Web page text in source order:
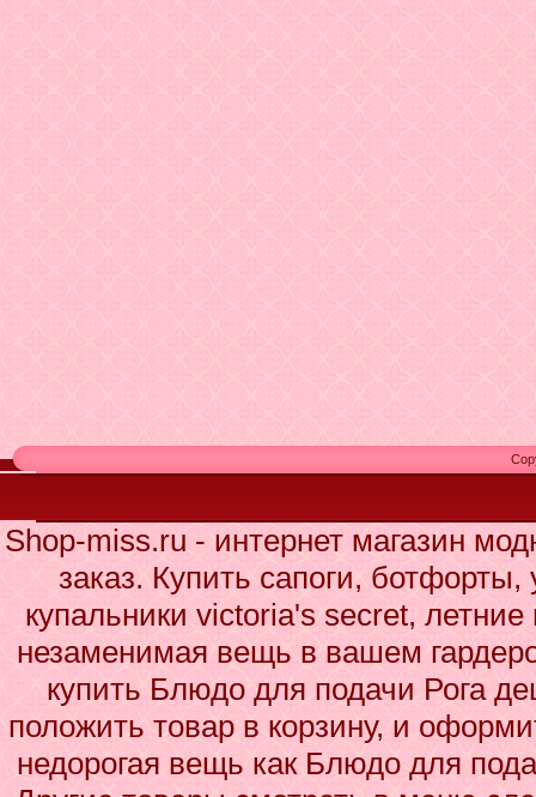
Shop-miss.ru - интернет магазин
заказ. Купить сапоги,
купальники victoria's secret,
незаменимая вещь в вашем
купить Блюдо для подачи Рога
положить товар в корзину, и
недорогая вещь как Блюдо для